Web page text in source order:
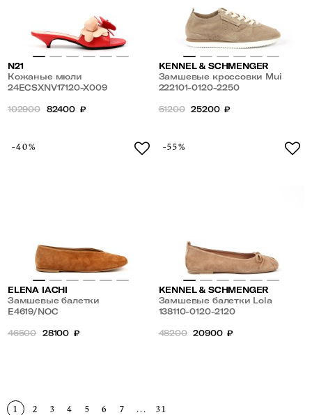
N21
Кожаные мюли
24ECSXNV17120-X009
102900 82400 ₽
KENNEL & SCHMENGER
Замшевые кроссовки Mui
222101-0120-2250
51200 25200 ₽
-40%
ELENA IACHI
Замшевые балетки
E4619/NOC
46500 28100 ₽
-55%
KENNEL & SCHMENGER
Замшевые балетки Lola
138110-0120-2120
48200 20900 ₽
1 2 3 4 5 6 7 ... 31